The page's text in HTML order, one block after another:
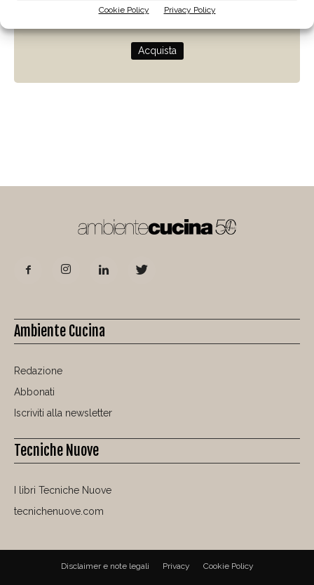
Cookie Policy Privacy Policy
di Giulio Camiz
Acquista
Ambiente Cucina
Redazione
Abbonati
Iscriviti alla newsletter
Tecniche Nuove
I libri Tecniche Nuove
tecnichenuove.com
Disclaimer e note legali Privacy Cookie Policy